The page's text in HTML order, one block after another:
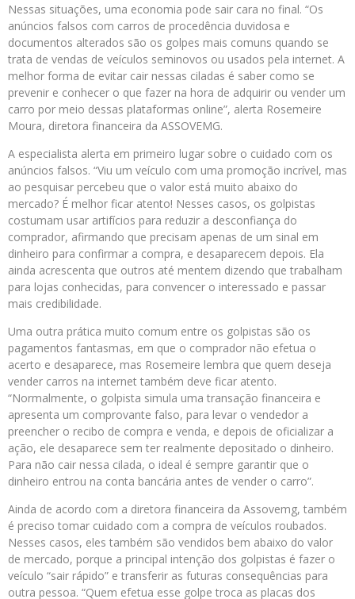
Nessas situações, uma economia pode sair cara no final. “Os
anúncios falsos com carros de procedência duvidosa e
documentos alterados são os golpes mais comuns quando se
trata de vendas de veículos seminovos ou usados pela internet. A
melhor forma de evitar cair nessas ciladas é saber como se
prevenir e conhecer o que fazer na hora de adquirir ou vender um
carro por meio dessas plataformas online”, alerta Rosemeire
Moura, diretora financeira da ASSOVEMG.
A especialista alerta em primeiro lugar sobre o cuidado com os
anúncios falsos. “Viu um veículo com uma promoção incrível, mas
ao pesquisar percebeu que o valor está muito abaixo do
mercado? É melhor ficar atento! Nesses casos, os golpistas
costumam usar artifícios para reduzir a desconfiança do
comprador, afirmando que precisam apenas de um sinal em
dinheiro para confirmar a compra, e desaparecem depois. Ela
ainda acrescenta que outros até mentem dizendo que trabalham
para lojas conhecidas, para convencer o interessado e passar
mais credibilidade.
Uma outra prática muito comum entre os golpistas são os
pagamentos fantasmas, em que o comprador não efetua o
acerto e desaparece, mas Rosemeire lembra que quem deseja
vender carros na internet também deve ficar atento.
“Normalmente, o golpista simula uma transação financeira e
apresenta um comprovante falso, para levar o vendedor a
preencher o recibo de compra e venda, e depois de oficializar a
ação, ele desaparece sem ter realmente depositado o dinheiro.
Para não cair nessa cilada, o ideal é sempre garantir que o
dinheiro entrou na conta bancária antes de vender o carro”.
Ainda de acordo com a diretora financeira da Assovemg, também
é preciso tomar cuidado com a compra de veículos roubados.
Nesses casos, eles também são vendidos bem abaixo do valor
de mercado, porque a principal intenção dos golpistas é fazer o
veículo “sair rápido” e transferir as futuras consequências para
outra pessoa. “Quem efetua esse golpe troca as placas dos